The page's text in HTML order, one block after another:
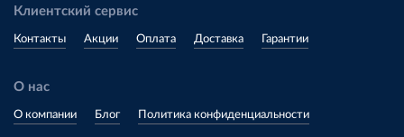
Клиентский сервис
Контакты Акции Оплата Доставка Гарантии
О нас
О компании Блог Политика конфиденциальности